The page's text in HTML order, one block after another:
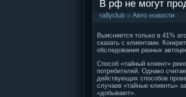
В рф не могут
rallyclub в Авто новости
Выясняется только в 41%
сказать с клиентами.
обследования разных
Способ «тайный клиент»
потребителей. Однако
действующих способов
случаев «тайные клиенты»
«добывают».